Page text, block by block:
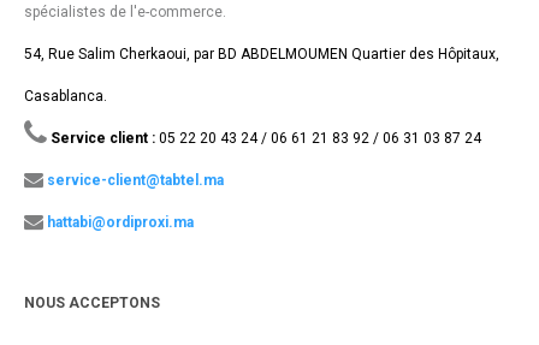
spécialistes de l'e-commerce.
54, Rue Salim Cherkaoui, par BD ABDELMOUMEN Quartier des Hôpitaux,
Casablanca.
Service client : 05 22 20 43 24 / 06 61 21 83 92 / 06 31 03 87 24
service-client@tabtel.ma
hattabi@ordiproxi.ma
NOUS ACCEPTONS